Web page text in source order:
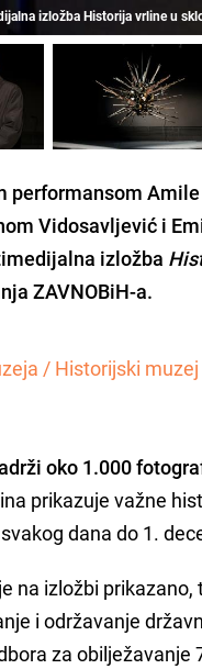
izložba Historija vrline u
performansom
Vidosavljević i
izložba
ZAVNOBiH-a.
/ Historijski
oko 1.000
prikazuje važne
dana do 1.
na izložbi
i održavanje
za obilježavanje